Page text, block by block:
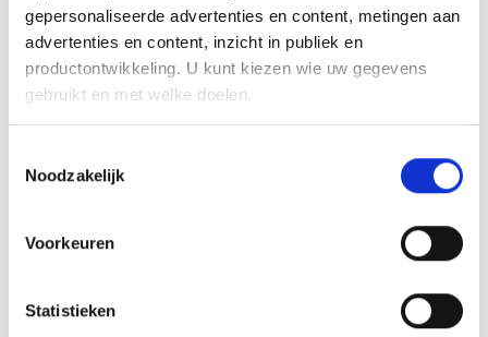
gepersonaliseerde advertenties en content, metingen aan
advertenties en content, inzicht in publiek en
productontwikkeling. U kunt kiezen wie uw gegevens
gebruikt en met welke doelen.
Informatie verzamelen over uw geografische
Uw apparaat identificeren door het actief te
scannen op specifieke eigenschappen (fingerprinting)
verwerkt en stel uw voorkeuren in het
detailgedeelte in.
Noodzakelijk
Voorkeuren
Statistieken
0413-332152 info@ems.nl Vraag offerte aan
Directe links
Betrouwbare, deskundige en representatieve
medewerkers
Brandwachten op evenementen